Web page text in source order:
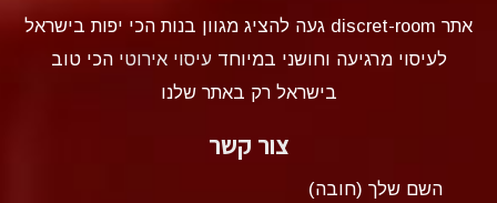
אתר discret-room געה להציג מגוון בנות הכי יפות בישראל
לעיסוי מרגיעה וחושני במיוחדעיסוי אירוטי הכי טוב
בישראל רק באתר שלנו
צור קשר
השם שלך (חובה)